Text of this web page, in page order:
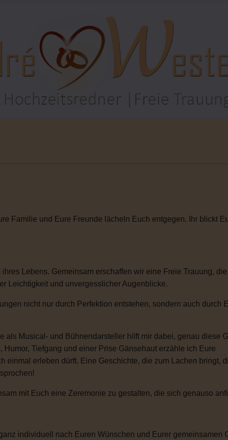
Familie und Eure Freunde lächeln Euch entgegen. Ihr blickt
Lebens. Gemeinsam erschaffen wir eine Freie Trauung,
Leichtigkeit und unvergesslicher Augenblicke.
nicht nur durch Perfektion entstehen, sondern auch durch
Musical- und Bühnendarsteller hilft mir dabei, genau diese
Tiefgang und einer Prise Gänsehaut erzähle ich Eure
einmal erleben dürft. Eine Geschichte, die zum Lachen bringt,
mit Euch eine Zeremonie zu gestalten, die sich genauso
individuell nach Euren Wünschen und Eurer gemeinsamen